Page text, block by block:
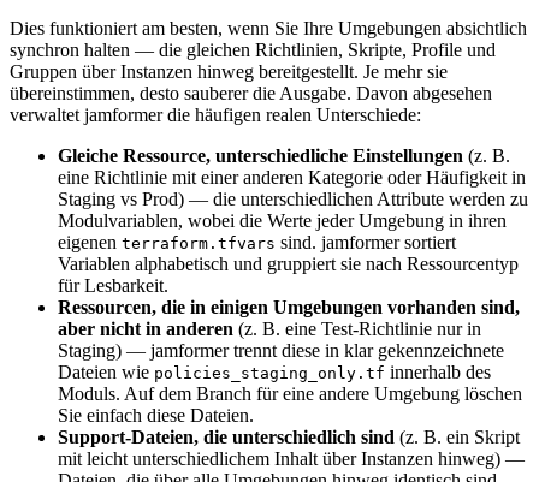
Dies funktioniert am besten, wenn Sie Ihre Umgebungen absichtlich
synchron halten — die gleichen Richtlinien, Skripte, Profile und
Gruppen über Instanzen hinweg bereitgestellt. Je mehr sie
übereinstimmen, desto sauberer die Ausgabe. Davon abgesehen
verwaltet jamformer die häufigen realen Unterschiede:
Gleiche Ressource, unterschiedliche Einstellungen (z. B.
eine Richtlinie mit einer anderen Kategorie oder Häufigkeit in
Staging vs Prod) — die unterschiedlichen Attribute werden zu
Modulvariablen, wobei die Werte jeder Umgebung in ihren
eigenen terraform.tfvars sind. jamformer sortiert
Variablen alphabetisch und gruppiert sie nach Ressourcentyp
für Lesbarkeit.
Ressourcen, die in einigen Umgebungen vorhanden sind,
aber nicht in anderen (z. B. eine Test-Richtlinie nur in
Staging) — jamformer trennt diese in klar gekennzeichnete
Dateien wie policies_staging_only.tf innerhalb des
Moduls. Auf dem Branch für eine andere Umgebung löschen
Sie einfach diese Dateien.
Support-Dateien, die unterschiedlich sind (z. B. ein Skript
mit leicht unterschiedlichem Inhalt über Instanzen hinweg) —